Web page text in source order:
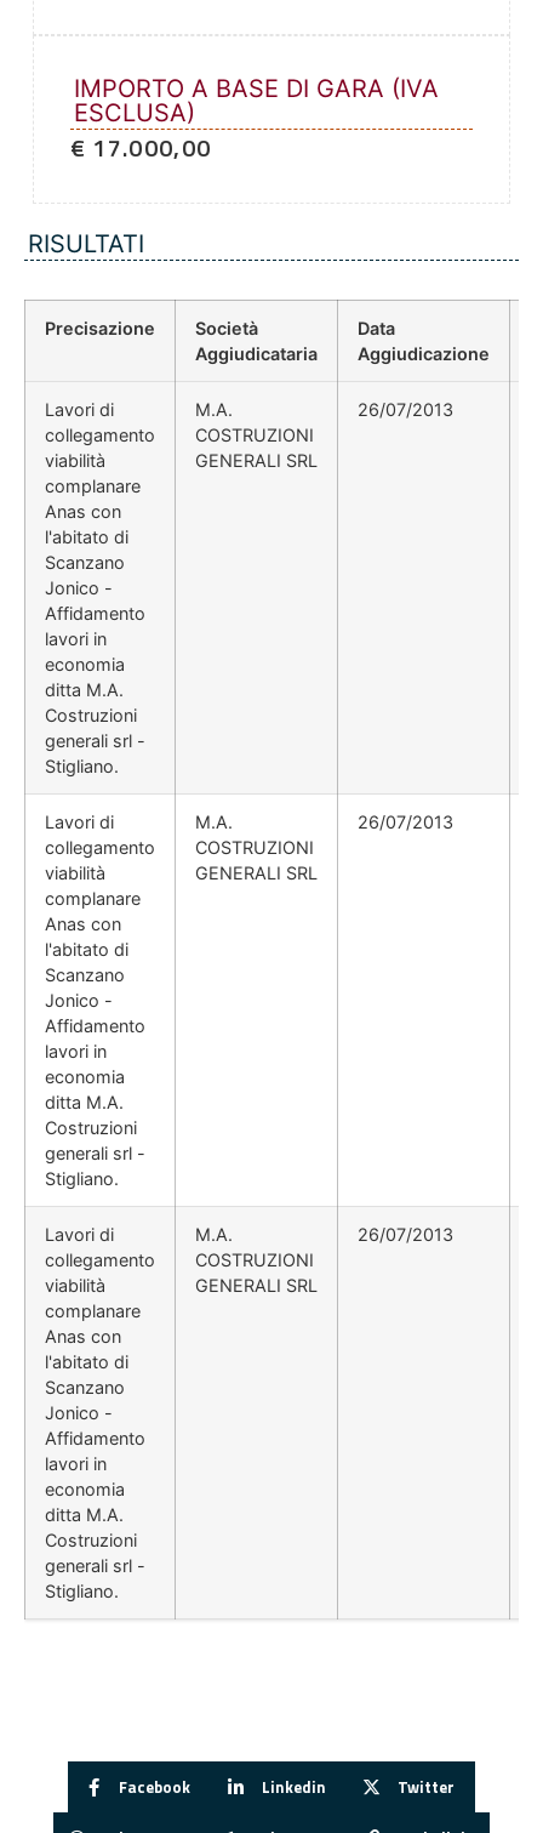
IMPORTO A BASE DI GARA (IVA
ESCLUSA)
€ 17.000,00
RISULTATI
Precisazione
Società
Aggiudicataria
Data
Aggiudicazione
Lavori di
collegamento
viabilità
complanare
Anas con
l'abitato di
Scanzano
Jonico -
Affidamento
lavori in
economia
ditta M.A.
Costruzioni
generali srl -
Stigliano.
M.A.
COSTRUZIONI
GENERALI SRL
26/07/2013
Lavori di
collegamento
viabilità
complanare
Anas con
l'abitato di
Scanzano
Jonico -
Affidamento
lavori in
economia
ditta M.A.
Costruzioni
generali srl -
Stigliano.
M.A.
COSTRUZIONI
GENERALI SRL
26/07/2013
Lavori di
collegamento
viabilità
complanare
Anas con
l'abitato di
Scanzano
Jonico -
Affidamento
lavori in
economia
ditta M.A.
Costruzioni
generali srl -
Stigliano.
M.A.
COSTRUZIONI
GENERALI SRL
26/07/2013
Facebook Linkedin Twitter